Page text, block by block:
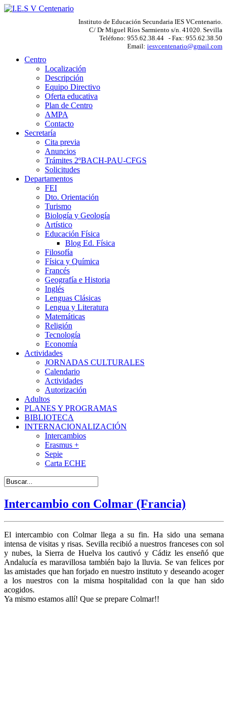
Instituto de Educación Secundaria IES VCentenario.
C/ Dr Miguel Ríos Sarmiento s/n. 41020. Sevilla
Teléfono: 955.62.38.44 - Fax: 955.62.38.50
Email: iesvcentenario@gmail.com
Centro
Localización
Descripción
Equipo Directivo
Oferta educativa
Plan de Centro
AMPA
Contacto
Secretaría
Cita previa
Anuncios
Trámites 2ºBACH-PAU-CFGS
Solicitudes
Departamentos
FEI
Dto. Orientación
Turismo
Biología y Geología
Artístico
Educación Física
Blog Ed. Física
Filosofía
Física y Química
Francés
Geografía e Historia
Inglés
Lenguas Clásicas
Lengua y Literatura
Matemáticas
Religión
Tecnología
Economía
Actividades
JORNADAS CULTURALES
Calendario
Actividades
Autorización
Adultos
PLANES Y PROGRAMAS
BIBLIOTECA
INTERNACIONALIZACIÓN
Intercambios
Erasmus +
Sepie
Carta ECHE
Intercambio con Colmar (Francia)
El intercambio con Colmar llega a su fin. Ha sido una semana
intensa de visitas y risas. Sevilla recibió a nuestros franceses con sol
y nubes, la Sierra de Huelva los cautivó y Cádiz les enseñó que
Andalucía es maravillosa también bajo la lluvia. Se van felices por
las amistades que han forjado en nuestro instituto y deseando acoger
a los nuestros con la misma hospitalidad con la que han sido
acogidos.
Ya mismo estamos allí! Que se prepare Colmar!!